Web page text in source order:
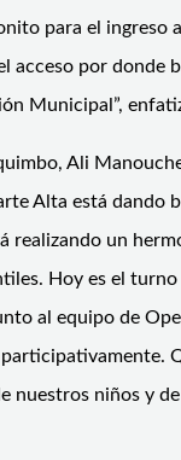
para el ingreso
acceso por donde
Municipal”,
Ali
Alta está dando
realizando un
Hoy es el turno
al equipo de
nuestros niños y